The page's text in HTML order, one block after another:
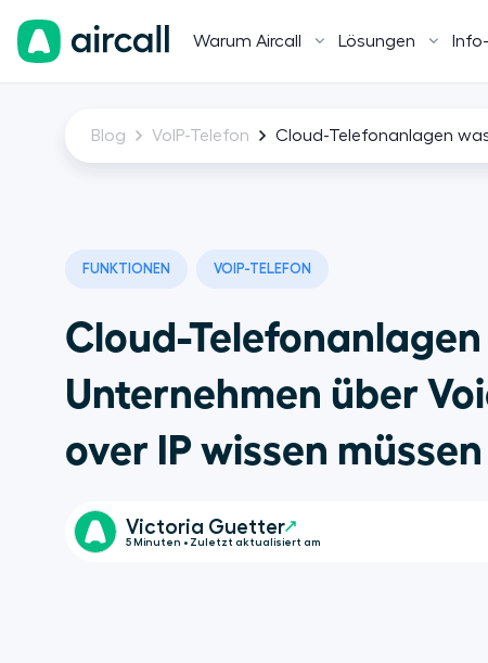
Warum Aircall Lösungen
Blog VoIP-Telefon Cloud-Telefonanlagen
FUNKTIONEN VOIP-TELEFON
Cloud-
Unternehmen über
over IP wissen müssen
Victoria Guetter
5 Minuten • Zuletzt aktualisiert am